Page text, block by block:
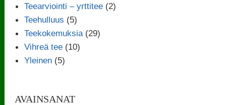
Teearviointi – yrttitee (2)
Teehulluus (5)
Teekokemuksia (29)
Vihreä tee (10)
Yleinen (5)
AVAINSANAT